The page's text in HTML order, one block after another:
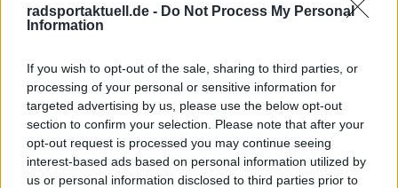
radsportaktuell.de - Do Not Process My Personal
Information
If you wish to opt-out of the sale, sharing to third parties, or
processing of your personal or sensitive information for
targeted advertising by us, please use the below opt-out
section to confirm your selection. Please note that after your
opt-out request is processed you may continue seeing
interest-based ads based on personal information utilized by
us or personal information disclosed to third parties prior to
Straßenrennen Männer | Pogacar
der 19-jährige Franzose Seixas
steht auf dem Podium
„Wollte Evenepoel im Kampf um
den EM-Sieg helfen" – Ayuso
vergebliche Jagd auf Pogacar